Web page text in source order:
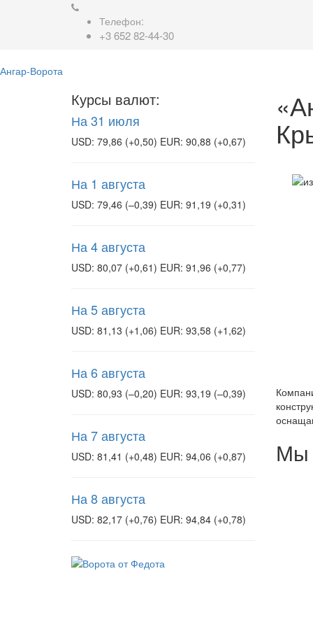
Телефон:
+3 652 82-44-30
Ангар-Ворота
Курсы валют:
На 31 июля
USD: 79,86 (+0,50) EUR: 90,88 (+0,67)
На 1 августа
USD: 79,46 (–0,39) EUR: 91,19 (+0,31)
На 4 августа
USD: 80,07 (+0,61) EUR: 91,96 (+0,77)
На 5 августа
USD: 81,13 (+1,06) EUR: 93,58 (+1,62)
На 6 августа
USD: 80,93 (–0,20) EUR: 93,19 (–0,39)
На 7 августа
USD: 81,41 (+0,48) EUR: 94,06 (+0,87)
На 8 августа
USD: 82,17 (+0,76) EUR: 94,84 (+0,78)
Мы